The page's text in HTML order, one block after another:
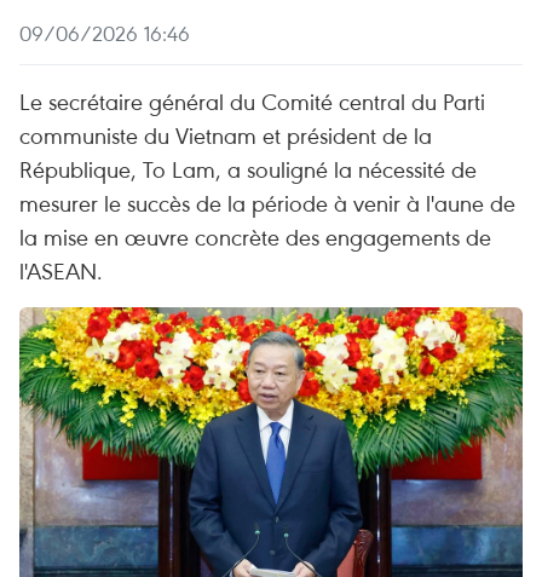
09/06/2026 16:46
Le secrétaire général du Comité central du Parti
communiste du Vietnam et président de la
République, To Lam, a souligné la nécessité de
mesurer le succès de la période à venir à l'aune de
la mise en œuvre concrète des engagements de
l'ASEAN.